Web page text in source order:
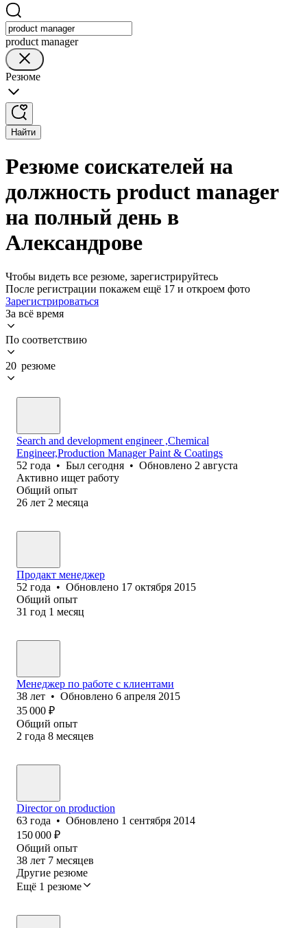
product manager
Резюме
Найти
Резюме соискателей на
должность product manager
на полный день в
Александрове
Чтобы видеть все резюме, зарегистрируйтесь
После регистрации покажем ещё 17 и откроем фото
Зарегистрироваться
За всё время
По соответствию
20 резюме
Search and development engineer ,Chemical
Engineer,Production Manager Paint & Coatings
52 года • Был сегодня • Обновлено 2 августа
Активно ищет работу
Общий опыт
26 лет 2 месяца
Продакт менеджер
52 года • Обновлено 17 октября 2015
Общий опыт
31 год 1 месяц
Менеджер по работе с клиентами
38 лет • Обновлено 6 апреля 2015
35 000 ₽
Общий опыт
2 года 8 месяцев
Director on production
63 года • Обновлено 1 сентября 2014
150 000 ₽
Общий опыт
38 лет 7 месяцев
Другие резюме
Ещё 1 резюме